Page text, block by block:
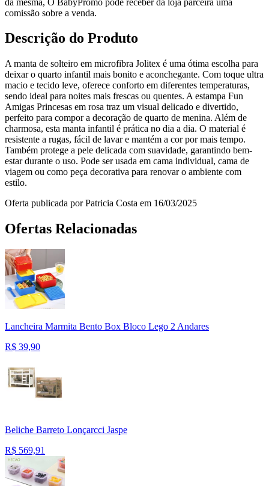
comissão sobre a venda.
Descrição do Produto
A manta de solteiro em microfibra Jolitex é uma ótima escolha para
deixar o quarto infantil mais bonito e aconchegante. Com toque ultra
macio e tecido leve, oferece conforto em diferentes temperaturas,
sendo ideal para noites mais frescas ou quentes. A estampa Fun
Amigas Princesas em rosa traz um visual delicado e divertido,
perfeito para compor a decoração de quarto de menina. Além de
charmosa, esta manta infantil é prática no dia a dia. O material é
resistente a rugas, fácil de lavar e mantém a cor por mais tempo.
Também protege a pele delicada com suavidade, garantindo bem-
estar durante o uso. Pode ser usada em cama individual, cama de
viagem ou como peça decorativa para renovar o ambiente com
estilo.
Oferta publicada por Patricia Costa em 16/03/2025
Ofertas Relacionadas
Lancheira Marmita Bento Box Bloco Lego 2 Andares
R$ 39,90
Beliche Barreto Lonçarcci Jaspe
R$ 569,91